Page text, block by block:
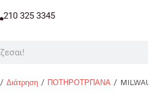
210 325 3345
/ Διάτρηση / ΠΟΤΗΡΟΤΡΠΑΝΑ /